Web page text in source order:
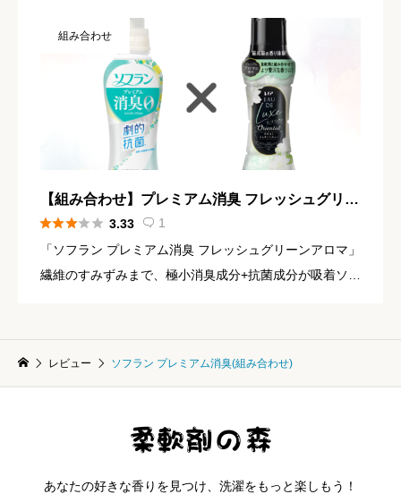
組み合わせ
【組み合わせ】プレミアム消臭 フレッシュグリー
ンアロマ × レノア オードリュクス ホワイトジャ
スミンティー
 3.33  1
「ソフラン プレミアム消臭 フレッシュグリーンアロマ」
繊維のすみずみまで、極小消臭成分+抗菌成分が吸着ソフ
レビュー ソフラン プレミアム消臭(組み合わせ)
あなたの好きな香りを見つけ、洗濯をもっと楽しもう！